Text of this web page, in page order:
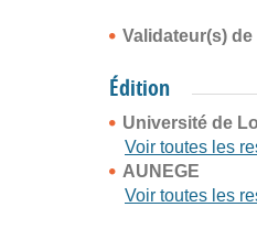
Validateur(s)
Édition
Université de
Voir toutes les
AUNEGE
Voir toutes les